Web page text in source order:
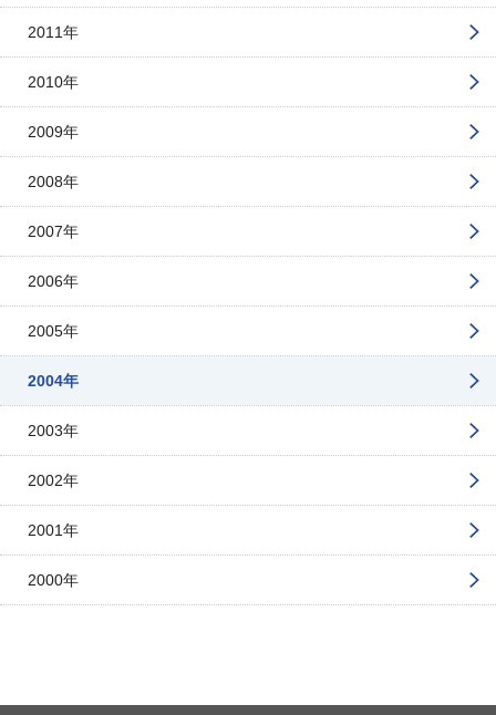
2011年
2010年
2009年
2008年
2007年
2006年
2005年
2004年
2003年
2002年
2001年
2000年